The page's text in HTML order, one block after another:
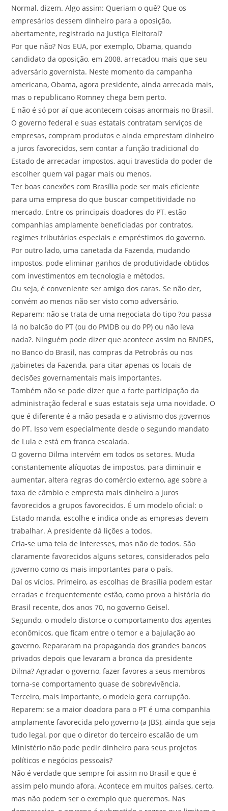
Normal, dizem. Algo assim: Queriam o quê? Que os
empresários dessem dinheiro para a oposição,
abertamente, registrado na Justiça Eleitoral?
Por que não? Nos EUA, por exemplo, Obama, quando
candidato da oposição, em 2008, arrecadou mais que seu
adversário governista. Neste momento da campanha
americana, Obama, agora presidente, ainda arrecada mais,
mas o republicano Romney chega bem perto.
E não é só por aí que acontecem coisas anormais no Brasil.
O governo federal e suas estatais contratam serviços de
empresas, compram produtos e ainda emprestam dinheiro
a juros favorecidos, sem contar a função tradicional do
Estado de arrecadar impostos, aqui travestida do poder de
escolher quem vai pagar mais ou menos.
Ter boas conexões com Brasília pode ser mais eficiente
para uma empresa do que buscar competitividade no
mercado. Entre os principais doadores do PT, estão
companhias amplamente beneficiadas por contratos,
regimes tributários especiais e empréstimos do governo.
Por outro lado, uma canetada da Fazenda, mudando
impostos, pode eliminar ganhos de produtividade obtidos
com investimentos em tecnologia e métodos.
Ou seja, é conveniente ser amigo dos caras. Se não der,
convém ao menos não ser visto como adversário.
Reparem: não se trata de uma negociata do tipo ?ou passa
lá no balcão do PT (ou do PMDB ou do PP) ou não leva
nada?. Ninguém pode dizer que acontece assim no BNDES,
no Banco do Brasil, nas compras da Petrobrás ou nos
gabinetes da Fazenda, para citar apenas os locais de
decisões governamentais mais importantes.
Também não se pode dizer que a forte participação da
administração federal e suas estatais seja uma novidade. O
que é diferente é a mão pesada e o ativismo dos governos
do PT. Isso vem especialmente desde o segundo mandato
de Lula e está em franca escalada.
O governo Dilma intervém em todos os setores. Muda
constantemente alíquotas de impostos, para diminuir e
aumentar, altera regras do comércio externo, age sobre a
taxa de câmbio e empresta mais dinheiro a juros
favorecidos a grupos favorecidos. É um modelo oficial: o
Estado manda, escolhe e indica onde as empresas devem
trabalhar. A presidente dá lições a todos.
Cria-se uma teia de interesses, mas não de todos. São
claramente favorecidos alguns setores, considerados pelo
governo como os mais importantes para o país.
Daí os vícios. Primeiro, as escolhas de Brasília podem estar
erradas e frequentemente estão, como prova a história do
Brasil recente, dos anos 70, no governo Geisel.
Segundo, o modelo distorce o comportamento dos agentes
econômicos, que ficam entre o temor e a bajulação ao
governo. Repararam na propaganda dos grandes bancos
privados depois que levaram a bronca da presidente
Dilma? Agradar o governo, fazer favores a seus membros
torna-se comportamento quase de sobrevivência.
Terceiro, mais importante, o modelo gera corrupção.
Reparem: se a maior doadora para o PT é uma companhia
amplamente favorecida pelo governo (a JBS), ainda que seja
tudo legal, por que o diretor do terceiro escalão de um
Ministério não pode pedir dinheiro para seus projetos
políticos e negócios pessoais?
Não é verdade que sempre foi assim no Brasil e que é
assim pelo mundo afora. Acontece em muitos países, certo,
mas não podem ser o exemplo que queremos. Nas